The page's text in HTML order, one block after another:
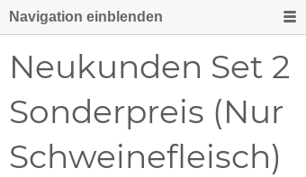
Navigation einblenden
Neukunden Set 2
Sonderpreis (Nur
Schweinefleisch)